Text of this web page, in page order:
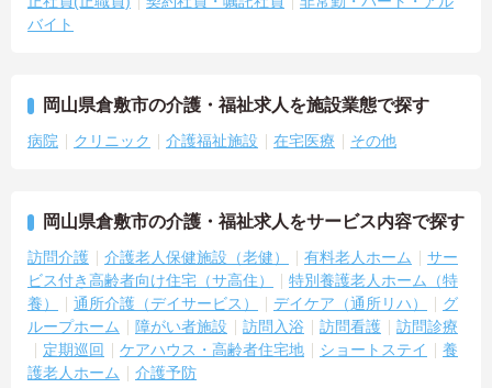
バイト
岡山県倉敷市の介護・福祉求人を施設業態で探す
病院 クリニック 介護福祉施設 在宅医療 その他
岡山県倉敷市の介護・福祉求人をサービス内容で探す
訪問介護 介護老人保健施設（老健） 有料老人ホーム
サー
ビス付き高齢者向け住宅（サ高住）
特別養護老人ホーム（特
養）
通所介護（デイサービス） デイケア（通所リハ）
グ
ループホーム
障がい者施設 訪問入浴 訪問看護
訪問診療
定期巡回
ケアハウス・高齢者住宅地 ショートステイ
養
護老人ホーム
介護予防